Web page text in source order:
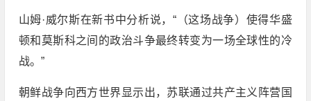
山姆·威尔斯在新书中分析说，“（这场战争）使得华盛
顿和莫斯科之间的政治斗争最终转变为一场全球性的冷
战。”
朝鲜战争向西方世界显示出，苏联通过共产主义阵营国